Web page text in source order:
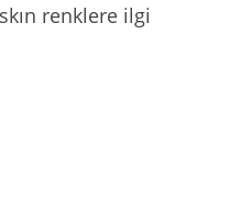
renklere ilgi